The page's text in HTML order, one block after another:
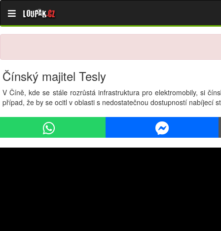
Loupak.cz
Čínský majitel Tesly
V Číně, kde se stále rozrůstá infrastruktura pro elektromobily, si
případ, že by se ocitl v oblasti s nedostatečnou dostupností nabíjecí